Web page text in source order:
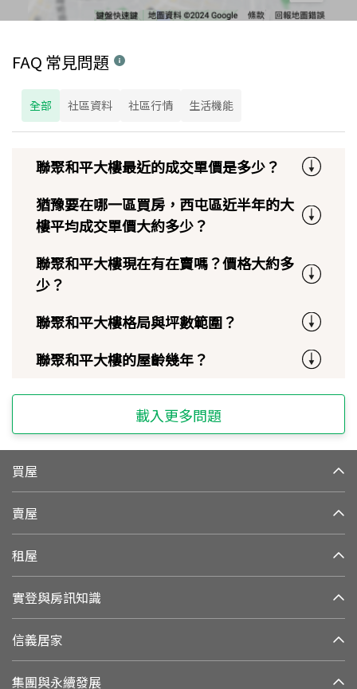
FAQ 常見問題
全部 社區資料 社區行情 生活機能
聯聚和平大樓最近的成交單價是多少？
猶豫要在哪一區買房，西屯區近半年的大
樓平均成交單價大約多少？
聯聚和平大樓現在有在賣嗎？價格大約多
少？
聯聚和平大樓格局與坪數範圍？
聯聚和平大樓的屋齡幾年？
載入更多問題
買屋
賣屋
租屋
實登與房訊知識
信義居家
集團與永續發展